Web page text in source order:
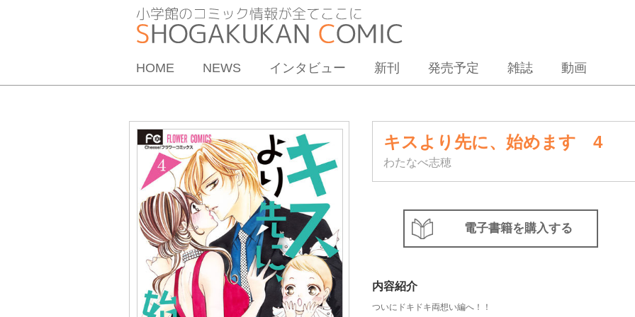
HOME NEWS インタビュー 新刊 発売予定 雑誌 動画
キスより先に、始めます 4
わたなべ志穂
電子書籍を購入する
内容紹介
ついにドキドキ両想い編へ！！